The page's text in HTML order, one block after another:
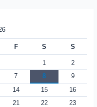
F S S
1
2
7 8
9
14 15
16
21 22
23